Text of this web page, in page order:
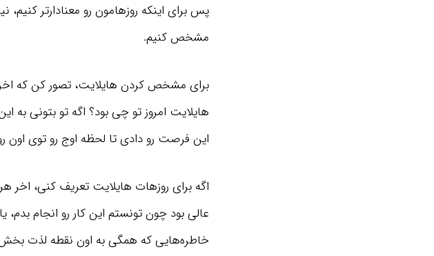
پس برای اینکه روزهامون رو معنادارتر کنیم،
مشخص کنیم.
برای مشخص کردن هایلایت، تصور کن که اخر
هایلایت امروز تو چی بود؟ اگه تو بتونی به
این فرصت رو دادی تا لحظه اوج رو توی اون
اگه برای روزهات هایلایت تعریف کنی، اخر
عالی بود چون تونستم این کار رو انجام بدم،
خاطره‌هایی که همگی به اون نقطه لذت